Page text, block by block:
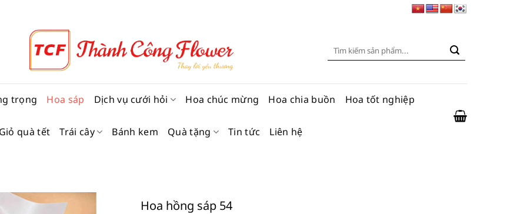
Tìm
trọng Hoa sáp Dịch vụ cưới hỏi Hoa chúc mừng Hoa chia buồn Hoa tốt nghiệp
Giỏ quà tết Trái cây Bánh kem Quà tặng Tin tức Liên hệ
Hoa hồng sáp 54